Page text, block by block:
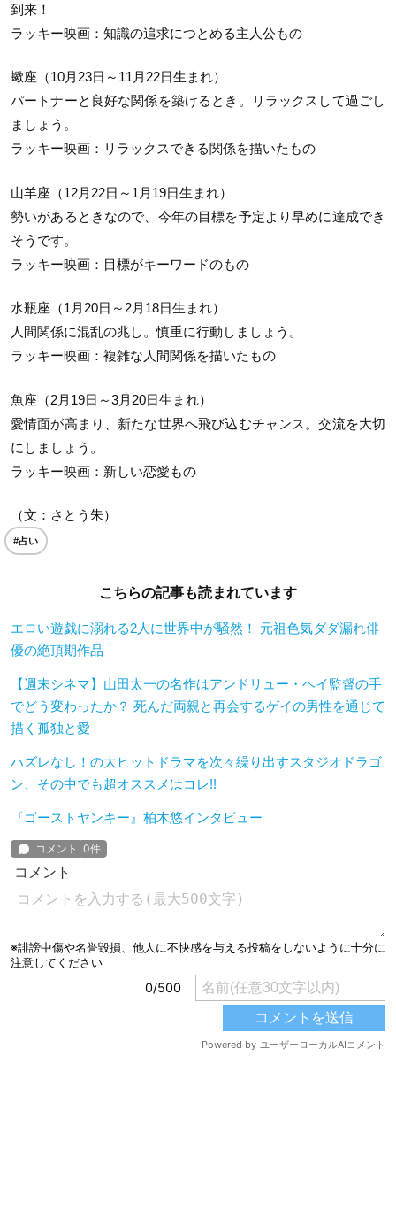
到来！
ラッキー映画：知識の追求につとめる主人公もの
蠍座（10月23日～11月22日生まれ）
パートナーと良好な関係を築けるとき。リラックスして過ごし
ましょう。
ラッキー映画：リラックスできる関係を描いたもの
山羊座（12月22日～1月19日生まれ）
勢いがあるときなので、今年の目標を予定より早めに達成でき
そうです。
ラッキー映画：目標がキーワードのもの
水瓶座（1月20日～2月18日生まれ）
人間関係に混乱の兆し。慎重に行動しましょう。
ラッキー映画：複雑な人間関係を描いたもの
魚座（2月19日～3月20日生まれ）
愛情面が高まり、新たな世界へ飛び込むチャンス。交流を大切
にしましょう。
ラッキー映画：新しい恋愛もの
（文：さとう朱）
#占い
こちらの記事も読まれています
エロい遊戯に溺れる2人に世界中が騒然！ 元祖色気ダダ漏れ俳
優の絶頂期作品
【週末シネマ】山田太一の名作はアンドリュー・ヘイ監督の手
でどう変わったか？ 死んだ両親と再会するゲイの男性を通じて
描く孤独と愛
ハズレなし！の大ヒットドラマを次々繰り出すスタジオドラゴ
ン、その中でも超オススメはコレ!!
『ゴーストヤンキー』柏木悠インタビュー